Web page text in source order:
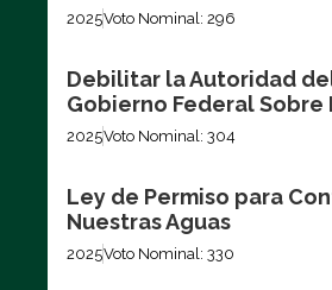
2025Voto Nominal: 296
Debilitar la Autoridad
Gobierno Federal Sobre
2025Voto Nominal: 304
Ley de Permiso para
Nuestras Aguas
2025Voto Nominal: 330